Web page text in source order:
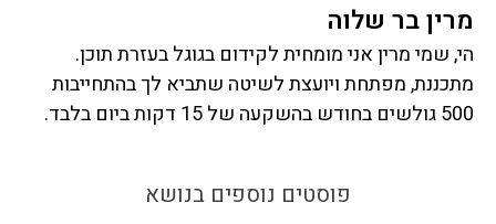
מרין בר שלוה
הי, שמי מרין אני מומחית לקידום בגוגל בעזרת תוכן.
מתכננת, מפתחת ויועצת לשיטה שתביא לך בהתחייבות
500 גולשים בחודש בהשקעה של 15 דקות ביום בלבד.
פוסטים נוספים בנושא